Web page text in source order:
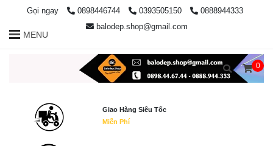
Gọi ngay 0898446744 0393505150
0888944333
balodep.shop@gmail.com
MENU
0
Giao Hàng Siêu Tốc
Miễn Phí